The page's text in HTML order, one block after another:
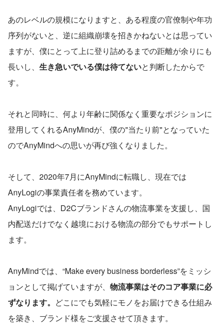
あのレベルの規模になりますと、ある程度の官僚制や年功
序列がないと、逆に組織崩壊を招きかねないとは思ってい
ますが、僕にとって上に登り詰めるまでの距離が余りにも
長いし、 生き急いでいる僕は待てないと判断したからで
す。
それと同時に、何より年齢に関係なく重要なポジションに
登用してくれるAnyMindが、僕の"当たり前"となっていた
のでAnyMindへの思いが再び強くなりました。
そして、2020年7月にAnyMindに転職し、現在では
AnyLogiの事業責任者を務めています。
AnyLogiでは、D2Cブランドさんの物流事業を支援し、国
内配送だけでなく越境における物流の部分でもサポートし
ます。
AnyMindでは、“Make every business borderless”をミッシ
ョンとして掲げていますが、 物流事業はそのコア事業に必
ずなります。 どこにでも気軽にモノをお届けできる仕組み
を築き、ブランド様をご支援させて頂きます。